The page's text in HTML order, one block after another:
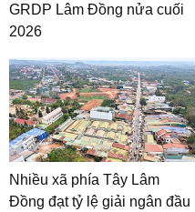
GRDP Lâm Đồng nửa cuối
2026
Nhiều xã phía Tây Lâm
Đồng đạt tỷ lệ giải ngân đầu